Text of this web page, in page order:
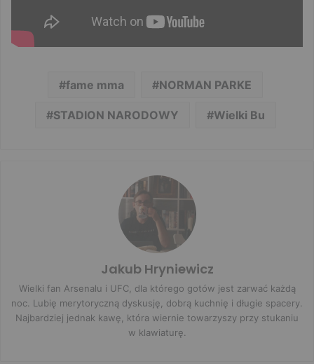
fame mma NORMAN PARKE
STADION NARODOWY Wielki Bu
Jakub Hryniewicz
Wielki fan Arsenalu i UFC, dla którego gotów jest zarwać każdą
noc. Lubię merytoryczną dyskusję, dobrą kuchnię i długie spacery.
Najbardziej jednak kawę, która wiernie towarzyszy przy stukaniu
w klawiaturę.